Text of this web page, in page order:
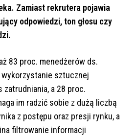
Zamiast rekrutera pojawia
odpowiedzi, ton głosu czy
83 proc. menedżerów ds.
sztucznej
a 28 proc.
im radzić sobie z dużą liczbą
z postępu oraz presji rynku, a
filtrowanie informacji